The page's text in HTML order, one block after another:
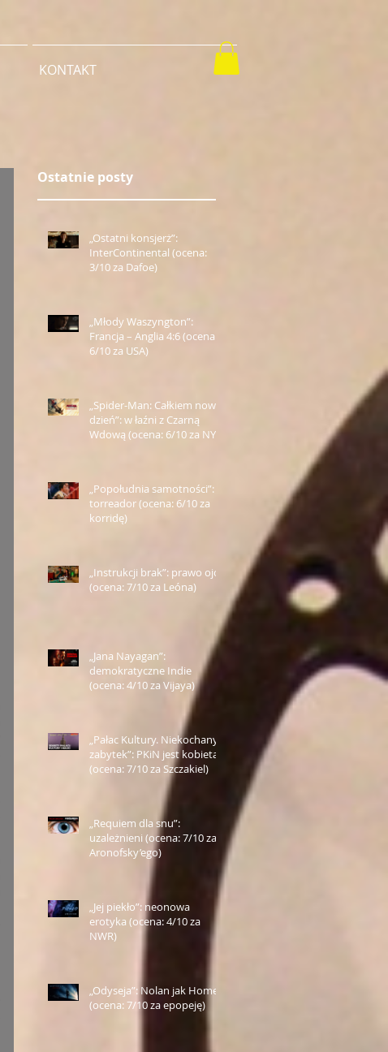
KONTAKT
Ostatnie posty
„Ostatni konsjerż”:
InterContinental (ocena:
3/10 za Dafoe)
„Młody Waszyngton”:
Francja – Anglia 4:6 (ocena:
6/10 za USA)
„Spider-Man: Całkiem nowy
dzień”: w łaźni z Czarną
Wdową (ocena: 6/10 za NY)
„Popołudnia samotności”:
torreador (ocena: 6/10 za
korridę)
„Instrukcji brak”: prawo ojca
(ocena: 7/10 za Leóna)
„Jana Nayagan”:
demokratyczne Indie
(ocena: 4/10 za Vijaya)
„Pałac Kultury. Niekochany
zabytek”: PKiN jest kobietą
(ocena: 7/10 za Szczakiel)
„Requiem dla snu”:
uzależnieni (ocena: 7/10 za
Aronofsky’ego)
„Jej piekło”: neonowa
erotyka (ocena: 4/10 za
NWR)
„Odyseja”: Nolan jak Homer
(ocena: 7/10 za epopeję)